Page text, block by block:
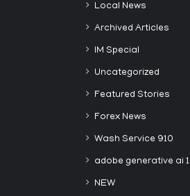
Local News
Archived Articles
IM Special
Uncategorized
Featured Stories
Forex News
Wash Service 910
adobe generative ai 1
NEW